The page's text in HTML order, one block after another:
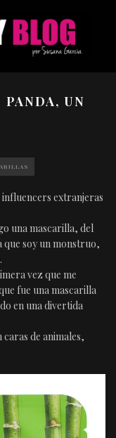
UN
influencers extranjeras
una mascarilla, del
que soy un monstruo,
vez que me
fue una mascarilla
en una divertida
de animales,